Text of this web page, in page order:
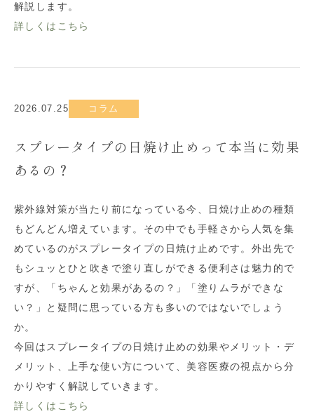
解説します。
詳しくはこちら
2026.07.25 コラム
スプレータイプの日焼け止めって本当に効果
あるの？
紫外線対策が当たり前になっている今、日焼け止めの種類
もどんどん増えています。その中でも手軽さから人気を集
めているのがスプレータイプの日焼け止めです。外出先で
もシュッとひと吹きで塗り直しができる便利さは魅力的で
すが、「ちゃんと効果があるの？」「塗りムラができな
い？」と疑問に思っている方も多いのではないでしょう
か。
今回はスプレータイプの日焼け止めの効果やメリット・デ
メリット、上手な使い方について、美容医療の視点から分
かりやすく解説していきます。
詳しくはこちら